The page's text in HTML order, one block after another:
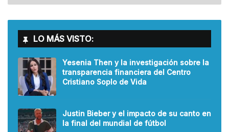
LO MÁS VISTO:
Yesenia Then y la investigación sobre la
transparencia financiera del Centro
Cristiano Soplo de Vida
Justin Bieber y el impacto de su canto en
la final del mundial de fútbol